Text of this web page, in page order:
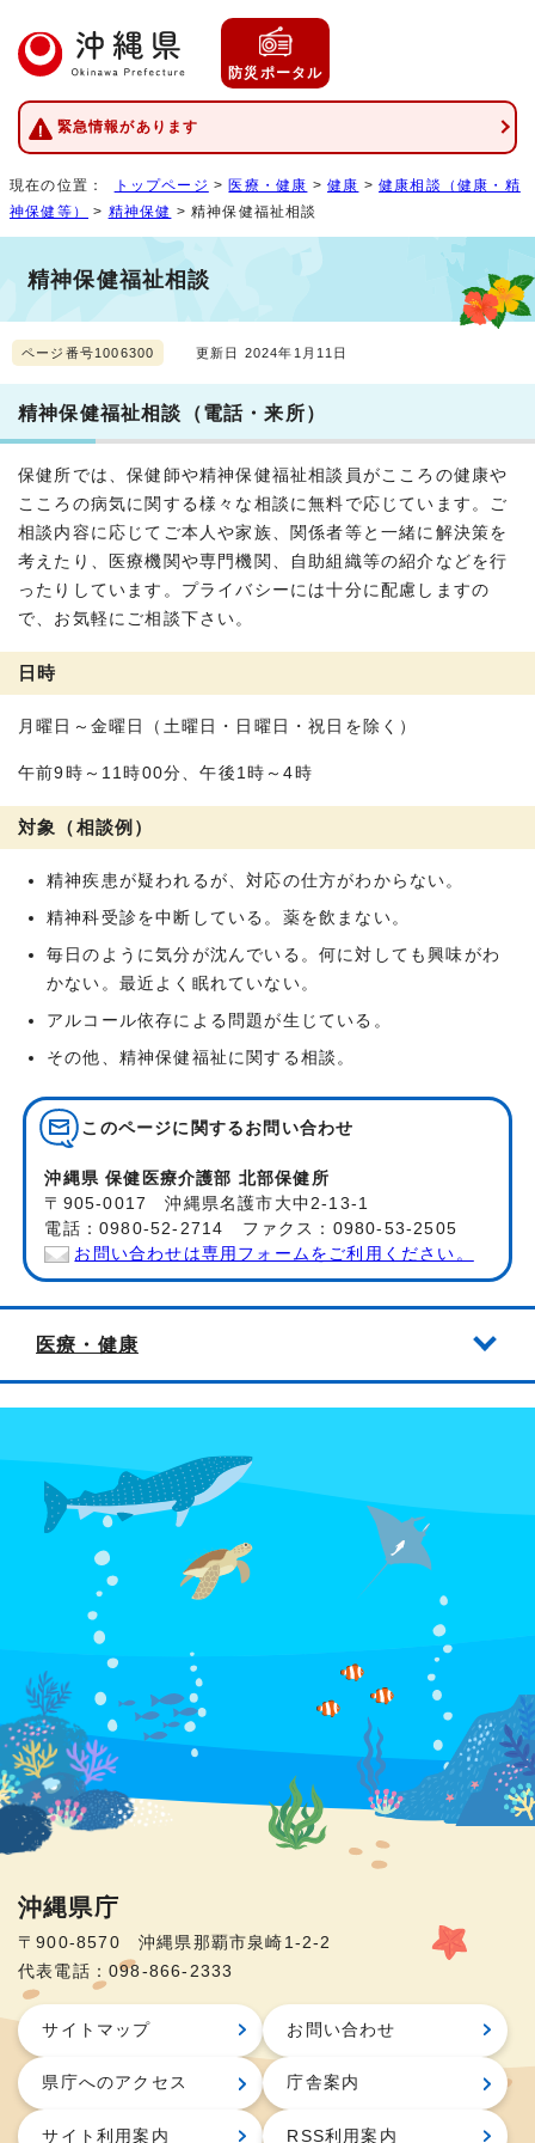
防災ポータル
緊急情報があります
現在の位置： トップページ >医療・健康 >健康 >健康相談（健康・精
神保健等）
> 精神保健 > 精神保健福祉相談
精神保健福祉相談
ページ番号1006300 更新日 2024年1月11日
精神保健福祉相談（電話・来所）
保健所では、保健師や精神保健福祉相談員がこころの健康や
こころの病気に関する様々な相談に無料で応じています。ご
相談内容に応じてご本人や家族、関係者等と一緒に解決策を
考えたり、医療機関や専門機関、自助組織等の紹介などを行
ったりしています。プライバシーには十分に配慮しますの
で、お気軽にご相談下さい。
日時
月曜日～金曜日（土曜日・日曜日・祝日を除く）
午前9時～11時00分、午後1時～4時
対象（相談例）
精神疾患が疑われるが、対応の仕方がわからない。
精神科受診を中断している。薬を飲まない。
毎日のように気分が沈んでいる。何に対しても興味がわ
かない。最近よく眠れていない。
アルコール依存による問題が生じている。
その他、精神保健福祉に関する相談。
このページに関する お問い合わせ
沖縄県 保健医療介護部 北部保健所
〒905-0017 沖縄県名護市大中2-13-1
電話：0980-52-2714 ファクス：0980-53-2505
お問い合わせは専用フォームをご利用ください。
医療・健康
沖縄県庁
〒900-8570 沖縄県那覇市泉崎1-2-2
代表電話：098-866-2333
サイトマップ お問い合わせ
県庁へのアクセス 庁舎案内
サイト利用案内 RSS利用案内